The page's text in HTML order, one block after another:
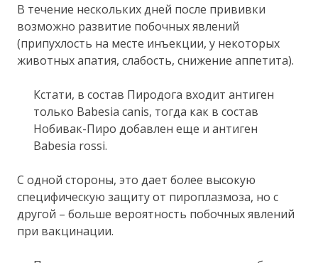
В течение нескольких дней после прививки
возможно развитие побочных явлений
(припухлость на месте инъекции, у некоторых
животных апатия, слабость, снижение аппетита).
Кстати, в состав Пиродога входит антиген
только Babesia canis, тогда как в состав
Нобивак-Пиро добавлен еще и антиген
Babesia rossi.
С одной стороны, это дает более высокую
специфическую защиту от пироплазмоза, но с
другой – больше вероятность побочных явлений
при вакцинации.